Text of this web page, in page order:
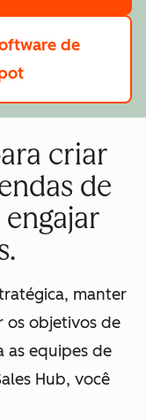
de
criar
de
manter
os objetivos de
as equipes de
Hub, você